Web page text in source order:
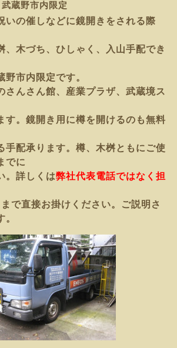
蔵野市内限定
いの催しなどに鏡開きをされる際
、木づち、ひしゃく、入山手配でき
野市内限定です。
さんさん館、産業プラザ、武蔵境ス
す。鏡開き用に樽を開けるのも無料
手配承ります。樽、木桝ともにご使
でに
。詳しくは弊社代表電話ではなく担
で直接お掛けください。ご説明さ